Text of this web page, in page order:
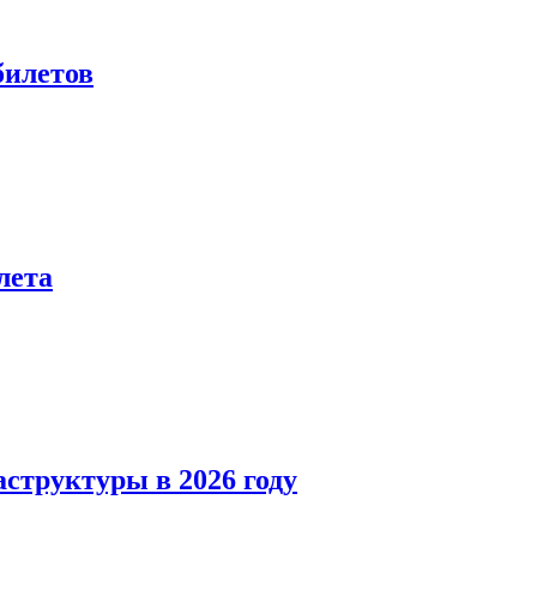
в 2026 году